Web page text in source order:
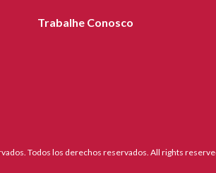
Trabalhe Conosco
Todos los derechos reservados. All rights